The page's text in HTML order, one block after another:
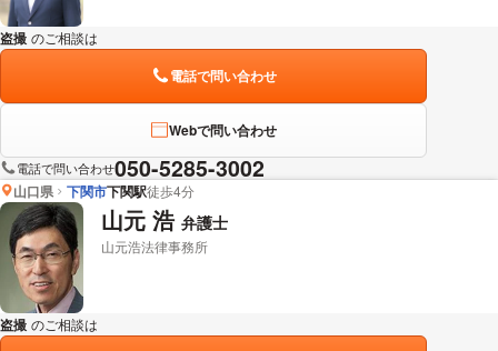
盗撮 のご相談は
電話で問い合わせ
Webで問い合わせ
電話で問い合わせ050-5285-3002
山口県 下関市下関駅徒歩4分
山元 浩 弁護士
山元浩法律事務所
盗撮 のご相談は